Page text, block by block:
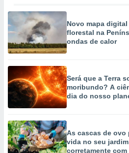
através
estudos
e
de
Novo mapa
florestal na
ondas de calor
Será que a Terra
moribundo? A
dia do nosso
As cascas de ovo
vida no seu
corretamente